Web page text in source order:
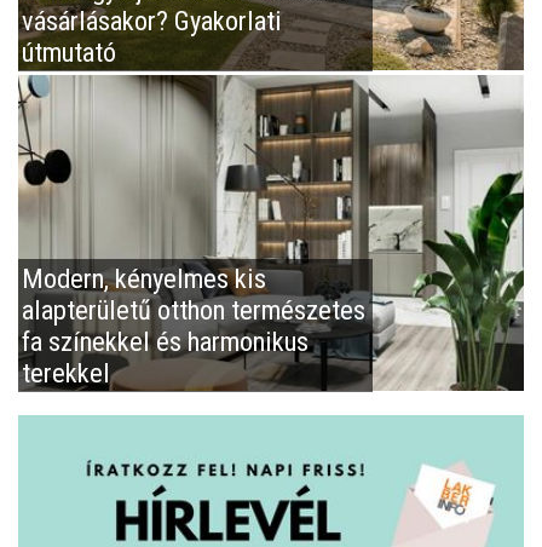
vásárlásakor? Gyakorlati
útmutató
Modern, kényelmes kis
alapterületű otthon természetes
fa színekkel és harmonikus
terekkel